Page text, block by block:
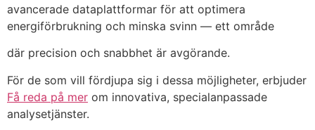
avancerade dataplattformar för att optimera
energiförbrukning och minska svinn — ett område
där precision och snabbhet är avgörande.
För de som vill fördjupa sig i dessa möjligheter, erbjuder
Få reda på mer om innovativa, specialanpassade
analysetjänster.